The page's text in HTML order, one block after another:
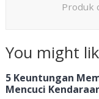
Produk
You might
5 Keuntungan
Mencuci